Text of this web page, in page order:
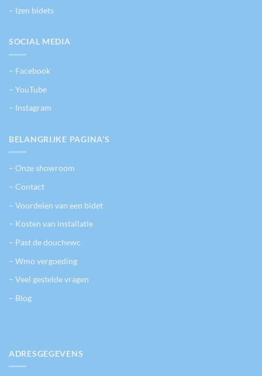
– Izen bidets
SOCIAL MEDIA
– Facebook
– YouTube
– Instagram
BELANGRIJKE PAGINA’S
– Onze showroom
– Contact
– Voordelen van een bidet
– Kosten van installatie
– Past de douchewc
– Wmo vergoeding
– Veel gestelde vragen
– Blog
ADRESGEGEVENS